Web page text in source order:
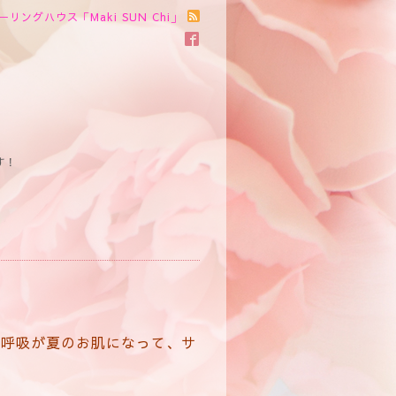
リングハウス「Maki SUN Chi」
吸が夏のお肌になって、サ